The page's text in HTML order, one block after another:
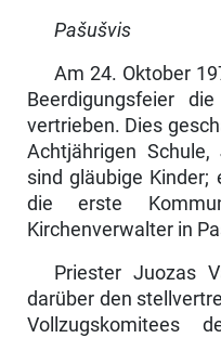
Pašušvis
Am 24. Oktober
Beerdigungsfeier
vertrieben. Dies
Achtjährigen
sind gläubige
die erste
Kirchenverwalter in
Priester Juozas
darüber den
Vollzugskomitees